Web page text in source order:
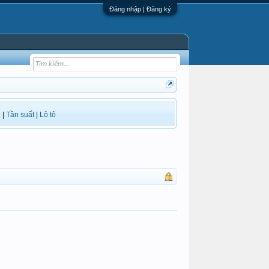
Đăng nhập | Đăng ký
Tần suất| Lô tô